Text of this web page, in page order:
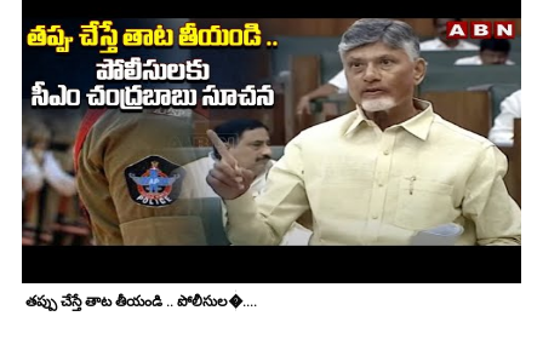
తప్పు చేస్తే తాట తీయండి .. పోలీసుల�....